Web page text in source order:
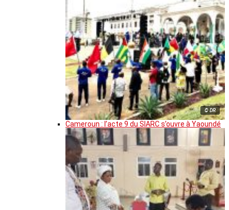
© DR
Cameroun : l’acte 9 du SIARC s’ouvre à Yaoundé